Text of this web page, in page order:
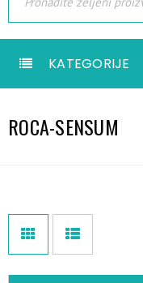
KATEGORIJE
ROCA-SENSUM